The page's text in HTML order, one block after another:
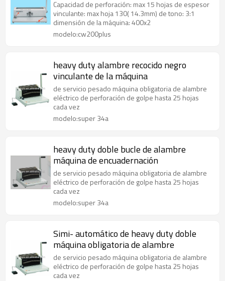
Capacidad de perforación: max 15 hojas de espesor
vinculante: max hoja 130( 14.3mm) de tono: 3:1
dimensión de la máquina: 400x2
modelo:cw200plus
heavy duty alambre recocido negro
vinculante de la máquina
de servicio pesado máquina obligatoria de alambre
eléctrico de perforación de golpe hasta 25 hojas
cada vez
modelo:super 34a
heavy duty doble bucle de alambre
máquina de encuadernación
de servicio pesado máquina obligatoria de alambre
eléctrico de perforación de golpe hasta 25 hojas
cada vez
modelo:super 34a
Simi- automático de heavy duty doble
máquina obligatoria de alambre
de servicio pesado máquina obligatoria de alambre
eléctrico de perforación de golpe hasta 25 hojas
cada vez